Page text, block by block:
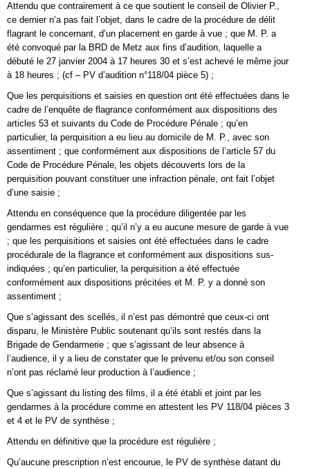
Attendu que contrairement à ce que soutient le conseil de Olivier P.,
ce dernier n’a pas fait l’objet, dans le cadre de la procédure de délit
flagrant le concernant, d’un placement en garde à vue ; que M. P. a
été convoqué par la BRD de Metz aux fins d’audition, laquelle a
débuté le 27 janvier 2004 à 17 heures 30 et s’est achevé le même jour
à 18 heures ; (cf – PV d’audition n°118/04 pièce 5) ;
Que les perquisitions et saisies en question ont été effectuées dans le
cadre de l’enquête de flagrance conformément aux dispositions des
articles 53 et suivants du Code de Procédure Pénale ; qu’en
particulier, la perquisition a eu lieu au domicile de M. P., avec son
assentiment ; que conformément aux dispositions de l’article 57 du
Code de Procédure Pénale, les objets découverts lors de la
perquisition pouvant constituer une infraction pénale, ont fait l’objet
d’une saisie ;
Attendu en conséquence que la procédure diligentée par les
gendarmes est régulière ; qu’il n’y a eu aucune mesure de garde à vue
; que les perquisitions et saisies ont été effectuées dans le cadre
procédurale de la flagrance et conformément aux dispositions sus-
indiquées ; qu’en particulier, la perquisition a été effectuée
conformément aux dispositions précitées et M. P. y a donné son
assentiment ;
Que s’agissant des scellés, il n’est pas démontré que ceux-ci ont
disparu, le Ministère Public soutenant qu’ils sont restés dans la
Brigade de Gendarmerie ; que s’agissant de leur absence à
l’audience, il y a lieu de constater que le prévenu et/ou son conseil
n’ont pas réclamé leur production à l’audience ;
Que s’agissant du listing des films, il a été établi et joint par les
gendarmes à la procédure comme en attestent les PV 118/04 pièces 3
et 4 et le PV de synthèse ;
Attendu en définitive que la procédure est régulière ;
Qu’aucune prescription n’est encourue, le PV de synthèse datant du